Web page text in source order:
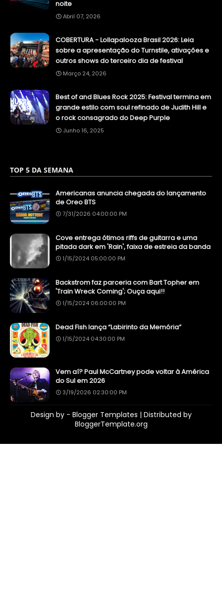
noite
Abril 07, 2026
COBERTURA - Lollapalooza Brasil 2026: Leia
sobre a apresentação do Turnstile, ativações e
outros shows do terceiro dia de festival
Março 24, 2026
Best of and Blues Rock 2025: Festival termina em
grande estilo com soul refinado de Judith Hill e
o rock consagrado do Deep Purple
Junho 16, 2025
TOP 5 DA SEMANA
Americanas anuncia chegada do lançamento
de Oreo BTS
7/31/2026 04:00:00 PM
Cove entrega ótimos riffs de guitarra e uma
pitada dark em 'Rain', faixa de estreia da banda
1/15/2024 05:00:00 PM
Backstrom faz parceria com Bart Topher em
'Train Wreck Coming'; Ouça aqui!!
1/15/2024 06:00:00 PM
Dead Fish lança “Labirinto da Memória”
1/15/2024 04:30:00 PM
Vem aí? Paul McCartney pode voltar à América
do Sul em 2026
3/19/2026 02:30:00 PM
Design by - Blogger Templates | Distributed by
BloggerTemplate.org